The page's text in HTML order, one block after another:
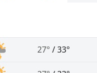
27° /33°